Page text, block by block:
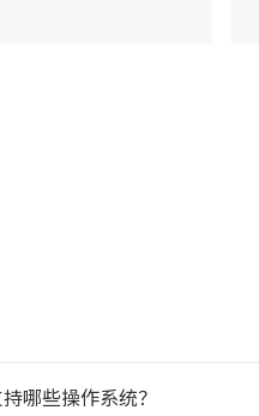
哪些操作系统？